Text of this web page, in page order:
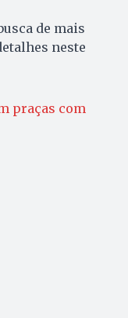
de mais
neste
praças com